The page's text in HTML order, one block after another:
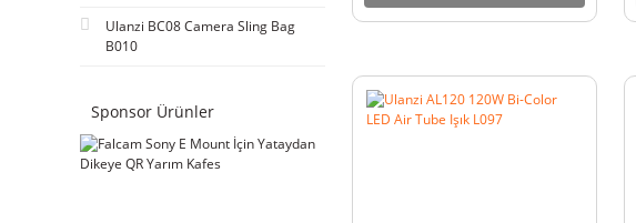
Ulanzi BC08 Camera Sling Bag
B010
Sponsor Ürünler